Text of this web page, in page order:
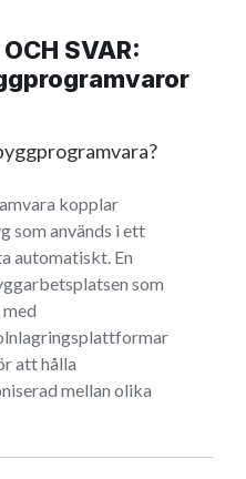
SVAR:
kopplar
som används i ett
automatiskt. En
som
att hålla
mellan olika